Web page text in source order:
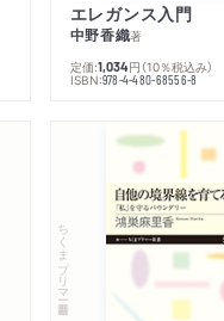
エレガンス入門
中野香織著
定価:1,034円 （10％税込み）
ISBN:978-4-480-68556-8
ちくまプリマー新書